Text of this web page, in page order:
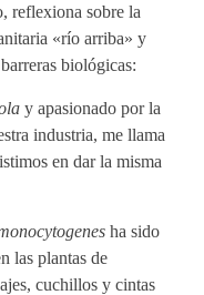
reflexiona sobre la
«río arriba» y
biológicas:
y apasionado por la
industria, me llama
en dar la misma
ha sido
las plantas de
cuchillos y cintas